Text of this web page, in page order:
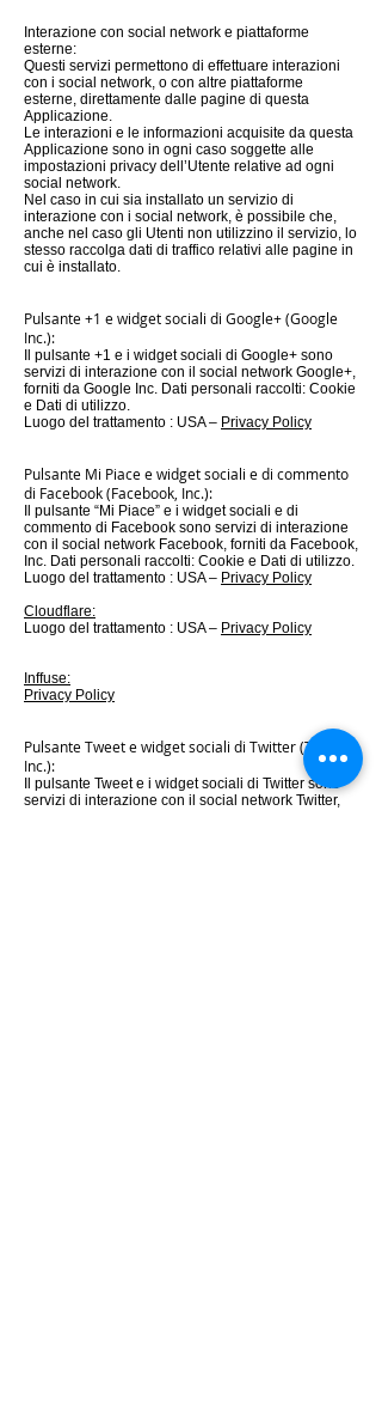
Interazione con social network e piattaforme
esterne:
Questi servizi permettono di effettuare interazioni
con i social network, o con altre piattaforme
esterne, direttamente dalle pagine di questa
Applicazione.
Le interazioni e le informazioni acquisite da questa
Applicazione sono in ogni caso soggette alle
impostazioni privacy dell’Utente relative ad ogni
social network.
Nel caso in cui sia installato un servizio di
interazione con i social network, è possibile che,
anche nel caso gli Utenti non utilizzino il servizio, lo
stesso raccolga dati di traffico relativi alle pagine in
cui è installato.
Pulsante +1 e widget sociali di Google+ (Google
Inc.):
Il pulsante +1 e i widget sociali di Google+ sono
servizi di interazione con il social network Google+,
forniti da Google Inc. Dati personali raccolti: Cookie
e Dati di utilizzo.
Luogo del trattamento : USA – Privacy Policy
Pulsante Mi Piace e widget sociali e di commento
di Facebook (Facebook, Inc.):
Il pulsante “Mi Piace” e i widget sociali e di
commento di Facebook sono servizi di interazione
con il social network Facebook, forniti da Facebook,
Inc. Dati personali raccolti: Cookie e Dati di utilizzo.
Luogo del trattamento : USA – Privacy Policy
Cloudflare:
Luogo del trattamento : USA – Privacy Policy
Inffuse:
Privacy Policy
Pulsante Tweet e widget sociali di Twitter (Twitter,
Inc.):
Il pulsante Tweet e i widget sociali di Twitter sono
servizi di interazione con il social network Twitter,